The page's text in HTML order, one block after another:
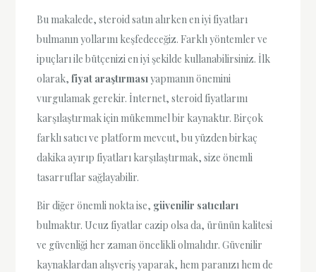
Bu makalede, steroid satın alırken en iyi fiyatları
bulmanın yollarını keşfedeceğiz. Farklı yöntemler ve
ipuçları ile bütçenizi en iyi şekilde kullanabilirsiniz. İlk
olarak,fiyat araştırmasıyapmanın önemini
vurgulamak gerekir. İnternet, steroid fiyatlarını
karşılaştırmak için mükemmel bir kaynaktır. Birçok
farklı satıcı ve platform mevcut, bu yüzden birkaç
dakika ayırıp fiyatları karşılaştırmak, size önemli
tasarruflar sağlayabilir.
Bir diğer önemli nokta ise, güvenilir satıcıları
bulmaktır. Ucuz fiyatlar cazip olsa da, ürünün kalitesi
ve güvenliği her zaman öncelikli olmalıdır. Güvenilir
kaynaklardan alışveriş yaparak, hem paranızı hem de